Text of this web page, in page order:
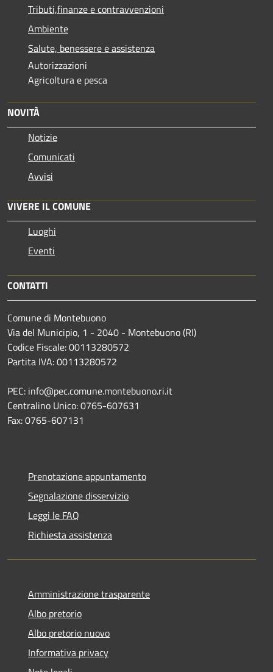
Tributi,finanze e contravvenzioni
Ambiente
Salute, benessere e assistenza
Autorizzazioni
Agricoltura e pesca
NOVITÀ
Notizie
Comunicati
Avvisi
VIVERE IL COMUNE
Luoghi
Eventi
CONTATTI
Comune di Montebuono
Via del Municipio, 1 - 2040 - Montebuono (RI)
Codice Fiscale: 00113280572
Partita IVA: 00113280572
PEC: info@pec.comune.montebuono.ri.it
Centralino Unico: 0765-607631
Fax: 0765-607131
Prenotazione appuntamento
Segnalazione disservizio
Leggi le FAQ
Richiesta assistenza
Amministrazione trasparente
Albo pretorio
Albo pretorio nuovo
Informativa privacy